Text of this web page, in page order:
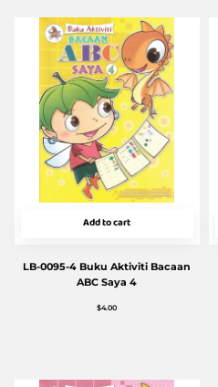
Add to cart
LB-0095-4 Buku Aktiviti Bacaan
ABC Saya 4
$4.00